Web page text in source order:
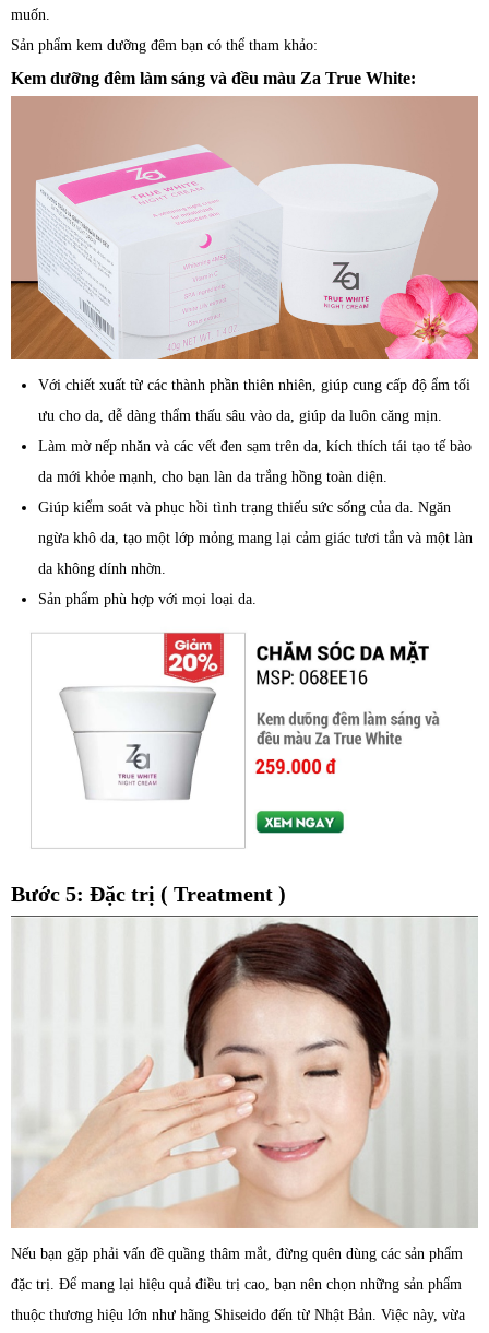
muốn.
Sản phẩm kem dưỡng đêm bạn có thể tham khảo:
Kem dưỡng đêm làm sáng và đều màu Za True White:
Với chiết xuất từ các thành phần thiên nhiên, giúp cung cấp độ ẩm tối
ưu cho da, dễ dàng thẩm thấu sâu vào da, giúp da luôn căng mịn.
Làm mờ nếp nhăn và các vết đen sạm trên da, kích thích tái tạo tế bào
da mới khỏe mạnh, cho bạn làn da trắng hồng toàn diện.
Giúp kiểm soát và phục hồi tình trạng thiếu sức sống của da. Ngăn
ngừa khô da, tạo một lớp mỏng mang lại cảm giác tươi tắn và một làn
da không dính nhờn.
Sản phẩm phù hợp với mọi loại da.
Bước 5: Đặc trị ( Treatment )
Nếu bạn gặp phải vấn đề quầng thâm mắt, đừng quên dùng các sản phẩm
đặc trị. Để mang lại hiệu quả điều trị cao, bạn nên chọn những sản phẩm
thuộc thương hiệu lớn như hãng Shiseido đến từ Nhật Bản. Việc này, vừa